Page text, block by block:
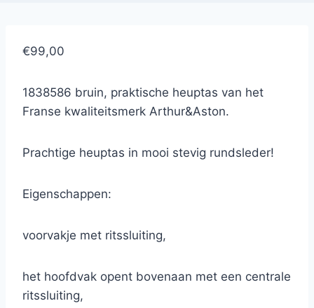
€99,00
1838586 bruin, praktische heuptas van het
Franse kwaliteitsmerk Arthur&Aston.
Prachtige heuptas in mooi stevig rundsleder!
Eigenschappen:
voorvakje met ritssluiting,
het hoofdvak opent bovenaan met een centrale
ritssluiting,